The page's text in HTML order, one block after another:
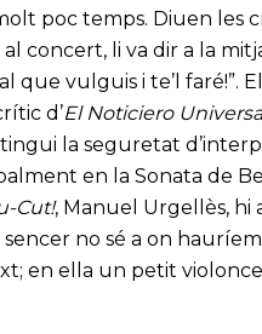
poc temps. Diuen les
concert, li va dir a la
que vulguis i te’l faré!”.
d’El Noticiero
la seguretat
en la Sonata de
Cut!, Manuel Urgellès, hi
no sé a on
en ella un petit